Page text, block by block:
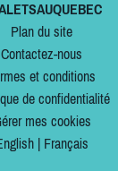
Plan du site
Contactez-nous
et conditions
de confidentialité
mes cookies
| Français